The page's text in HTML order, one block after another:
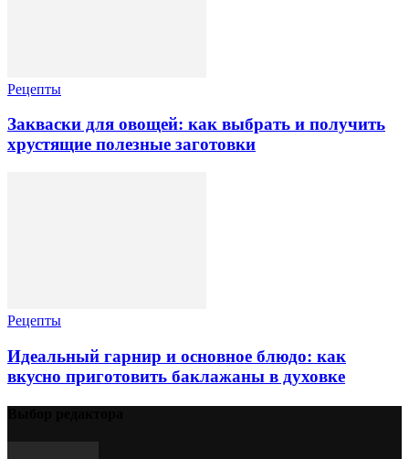
Рецепты
Закваски для овощей: как выбрать и получить
хрустящие полезные заготовки
Рецепты
Идеальный гарнир и основное блюдо: как
вкусно приготовить баклажаны в духовке